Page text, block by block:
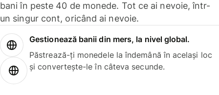
bani în peste 40 de monede. Tot ce ai nevoie, într-
un singur cont, oricând ai nevoie.
Gestionează banii din mers, la nivel global.
Păstrează-ți monedele la îndemână în același loc
și convertește-le în câteva secunde.